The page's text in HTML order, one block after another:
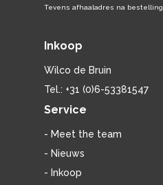
Tevens afhaaladres na bestelling
Inkoop
Wilco de Bruin
Tel.: +31 (0)6-53381547
Service
- Meet the team
- Nieuws
- Inkoop